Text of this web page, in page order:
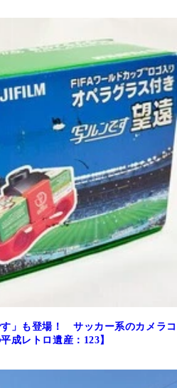
」も登場！ サッカー系のカメラコ
成レトロ遺産：123】